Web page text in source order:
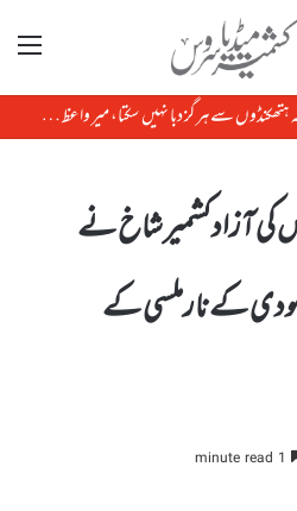
مینو
کی آزادکشمیر شاخ نے
کے نارملسی کے